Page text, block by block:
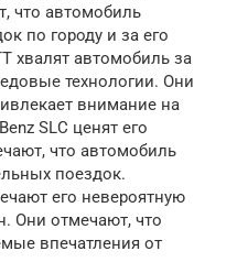
что автомобиль
по городу и за его
хвалят автомобиль за
технологии. Они
внимание на
SLC ценят его
что автомобиль
поездок.
его невероятную
Они отмечают, что
впечатления от